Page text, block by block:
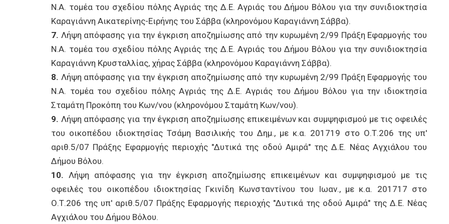
Ν.Α. τομέα του σχεδίου πόλης Αγριάς της Δ.Ε. Αγριάς του Δήμου Βόλου για την συνιδιοκτησία
Καραγιάννη Αικατερίνης-Ειρήνης του Σάββα (κληρονόμου Καραγιάννη Σάββα).
7. Λήψη απόφασης για την έγκριση αποζημίωσης από την κυρωμένη 2/99 Πράξη Εφαρμογής του
Ν.Α. τομέα του σχεδίου πόλης Αγριάς της Δ.Ε. Αγριάς του Δήμου Βόλου για την συνιδιοκτησία
Καραγιάννη Κρυσταλλίας, χήρας Σάββα (κληρονόμου Καραγιάννη Σάββα).
8. Λήψη απόφασης για την έγκριση αποζημίωσης από την κυρωμένη 2/99 Πράξη Εφαρμογής του
Ν.Α. τομέα του σχεδίου πόλης Αγριάς της Δ.Ε. Αγριάς του Δήμου Βόλου για την ιδιοκτησία
Σταμάτη Προκόπη του Κων/νου (κληρονόμου Σταμάτη Κων/νου).
9. Λήψη απόφασης για την έγκριση αποζημίωσης επικειμένων και συμψηφισμού με τις οφειλές
του οικοπέδου ιδιοκτησίας Τσάμη Βασιλικής του Δημ., με κ.α. 201719 στο Ο.Τ.206 της υπ'
αριθ.5/07 Πράξης Εφαρμογής περιοχής "Δυτικά της οδού Αμιρά" της Δ.Ε. Νέας Αγχιάλου του
Δήμου Βόλου.
10. Λήψη απόφασης για την έγκριση αποζημίωσης επικειμένων και συμψηφισμού με τις
οφειλές του οικοπέδου ιδιοκτησίας Γκινίδη Κωνσταντίνου του Ιωαν., με κ.α. 201717 στο
Ο.Τ.206 της υπ' αριθ.5/07 Πράξης Εφαρμογής περιοχής "Δυτικά της οδού Αμιρά" της Δ.Ε. Νέας
Αγχιάλου του Δήμου Βόλου.